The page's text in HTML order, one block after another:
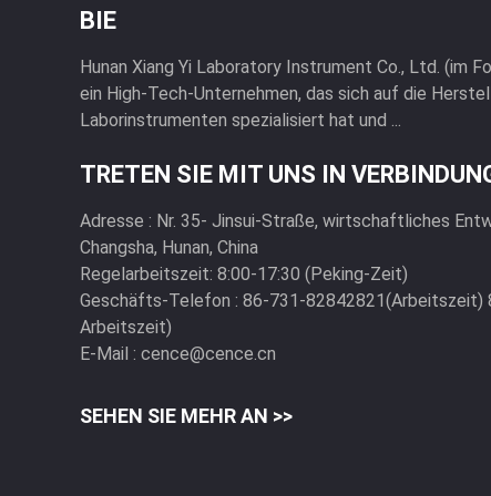
BIE
Hunan Xiang Yi Laboratory Instrument Co., Ltd. (im
ein High-Tech-Unternehmen, das sich auf die
Laborinstrumenten spezialisiert hat und ...
TRETEN SIE MIT UNS IN
Adresse : Nr. 35- Jinsui-Straße, wirtschaftliches
Changsha, Hunan, China
Regelarbeitszeit: 8:00-17:30 (Peking-Zeit)
Geschäfts-Telefon : 86-731-82842821(Arbeitszeit)
Arbeitszeit)
E-Mail : cence@cence.cn
SEHEN SIE MEHR AN >>